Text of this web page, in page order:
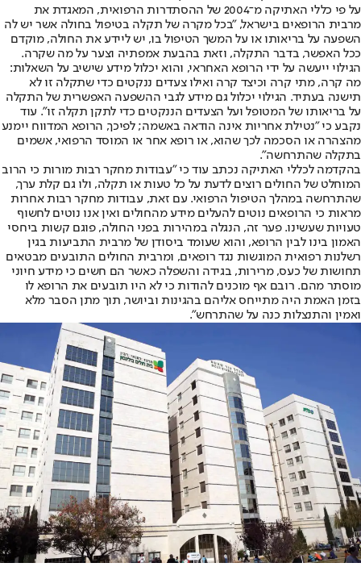
על פי כללי האתיקה מ־2004 של ההסתדרות הרפואית, המאגדת את
מרבית הרופאים בישראל, "בכל מקרה של תקלה בטיפול בחולה אשר יש לה
השפעה על בריאותו או על המשך הטיפול בו, יש ליידע את החולה, מוקדם
ככל האפשר, בדבר התקלה, וזאת בהבעת אמפתיה וצער על מה שקרה.
הגילוי ייעשה על ידי הרופא האחראי, והוא יכלול מידע שישיב על השאלות:
מה קרה, מתי קרה וכיצד קרה ואילו צעדים ננקטים כדי שתקלה זו לא
תישנה בעתיד. הגילוי יכלול גם מידע לגבי ההשפעה האפשרית של התקלה
על בריאותו של המטופל ועל הצעדים הננקטים כדי לתקן תקלה זו". עוד
נקבע כי "נטילת אחריות אינה הודאה באשמה; לפיכך, הרופא המדווח יימנע
מהצהרה או הסכמה לכך שהוא, או רופא אחר או המוסד הרפואי, אשמים
בתקלה שהתרחשה".
בהקדמה לכללי האתיקה נכתב עוד כי "עבודות מחקר רבות מורות כי הרוב
המוחלט של החולים רוצים לדעת על כל טעות או תקלה, ולו גם קלת ערך,
שהתרחשה במהלך הטיפול הרפואי. עם זאת, עבודות מחקר רבות אחרות
מראות כי הרופאים נוטים להעלים מידע מהחולים ואין אנו נוטים לחשוף
טעויות שעשינו. פער זה, הנגלה במהירות בפני החולה, פוגם קשות ביחסי
האמון בינו לבין הרופא, והוא שעומד ביסודן של מרבית התביעות בגין
רשלנות רפואית המוגשות נגד רופאים, ומרבית החולים התובעים מבטאים
תחושות של כעס, מרירות, בגידה והשפלה כאשר הם חשים כי מידע חיוני
מוסתר מהם. רובם אף מוכנים להודות כי לא היו תובעים את הרופא לו
בזמן האמת היה מתייחס אליהם בהגינות וביושר, תוך מתן הסבר מלא
ואמין והתנצלות כנה על שהתרחש".